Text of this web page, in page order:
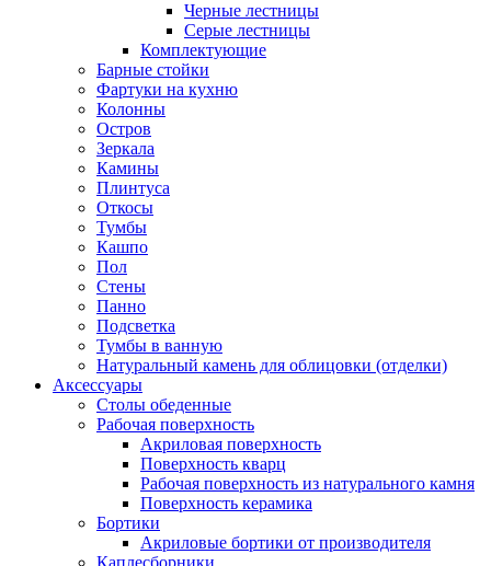
Черные лестницы
Серые лестницы
Комплектующие
Барные стойки
Фартуки на кухню
Колонны
Остров
Зеркала
Камины
Плинтуса
Откосы
Тумбы
Кашпо
Пол
Стены
Панно
Подсветка
Тумбы в ванную
Натуральный камень для облицовки (отделки)
Аксессуары
Столы обеденные
Рабочая поверхность
Акриловая поверхность
Поверхность кварц
Рабочая поверхность из натурального камня
Поверхность керамика
Бортики
Акриловые бортики от производителя
Каплесборники